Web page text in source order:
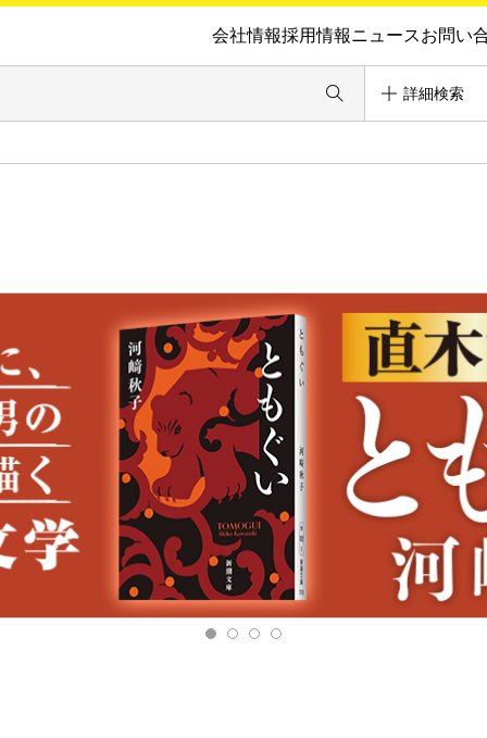
会社情報採用情報ニュースお問い
詳細検索